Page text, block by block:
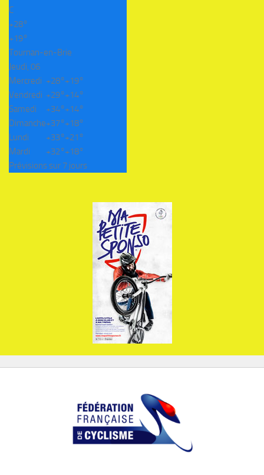
C
+28°
+19°
Tournan-en-Brie
Jeudi, 06
Mercredi +28°+19°
Vendredi +29°+14°
Samedi
+34°+14°
Dimanche+37°+18°
Lundi
+33°+21°
Mardi
+32°+18°
Prévisions sur 7 jours